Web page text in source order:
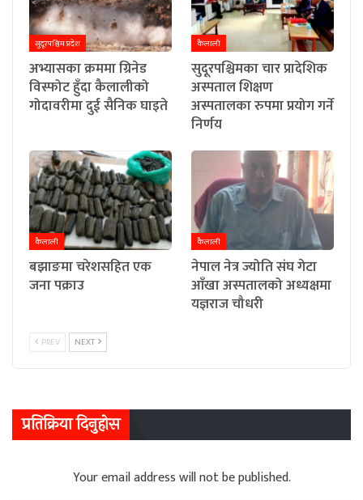
सुदूरपश्चिम प्रदेश
अभ्यासका क्रममा ग्रिनेड
विस्फोट हुँदा कैलालीको
गोदावरीमा दुई सैनिक घाइते
कैलाली
सुदूरपश्चिमका चार प्रादेशिक
अस्पताल शिक्षण
अस्पतालका रुपमा प्रयोग गर्ने
निर्णय
कैलाली
बझाङमा चरेशसहित एक
जना पक्राउ
कैलाली
नेपाल नेत्र ज्योति संघ गेटा
आँखा अस्पतालको अध्यक्षमा
यज्ञराज चौधरी
PREV NEXT
प्रतिक्रिया दिनुहोस
Your email address will not be published.